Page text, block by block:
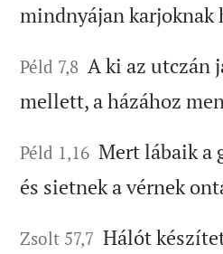
mindnyájan karjoknak
Péld 7,8 A ki az utczán
mellett, a házához
Péld 1,16 Mert lábaik a
és sietnek a vérnek
Zsolt 57,7 Hálót